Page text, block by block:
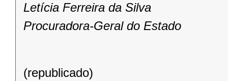
Letícia Ferreira da Silva
Procuradora-Geral do Estado
(republicado)